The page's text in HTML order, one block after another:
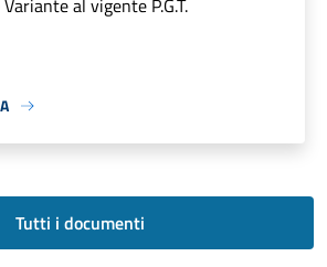
al vigente P.G.T.
Tutti i documenti